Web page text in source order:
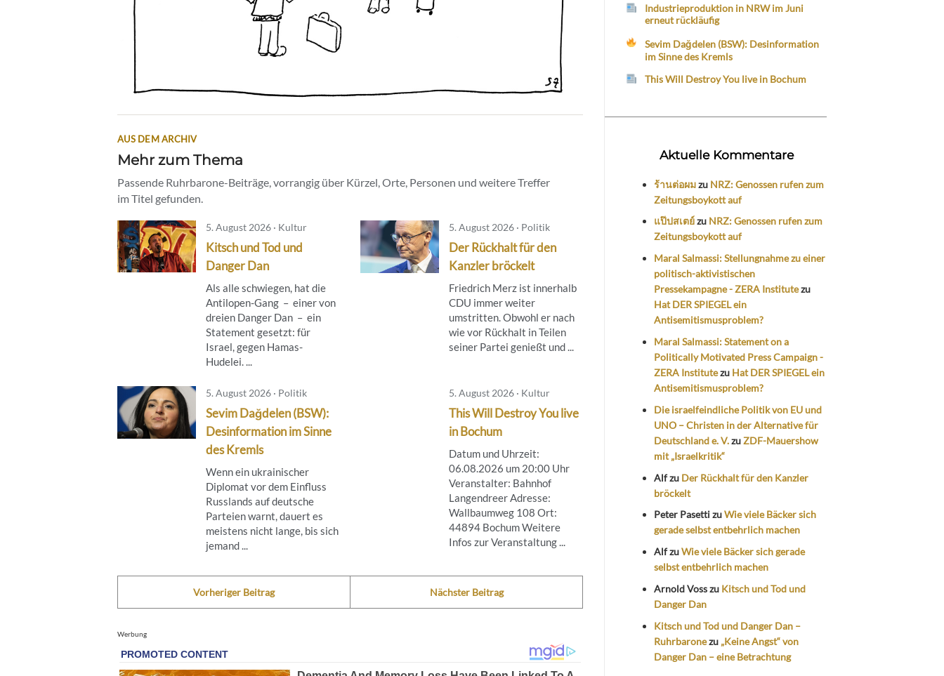
Themen
beobachten.
Einloggen
AUS DEM ARCHIV
Mehr zum Thema
Passende Ruhrbarone-Beiträge, vorrangig über Kürzel, Orte, Personen und weitere Treffer
im Titel gefunden.
5. August 2026 · Kultur
Kitsch und Tod und
Danger Dan
Als alle schwiegen, hat die
Antilopen-Gang – einer von
dreien Danger Dan – ein
Statement gesetzt: für
Israel, gegen Hamas-
Hudelei. ...
5. August 2026 · Politik
Der Rückhalt für den
Kanzler bröckelt
Friedrich Merz ist innerhalb
CDU immer weiter
umstritten. Obwohl er nach
wie vor Rückhalt in Teilen
seiner Partei genießt und ...
5. August 2026 · Politik
Sevim Dağdelen (BSW):
Desinformation im Sinne
des Kremls
Wenn ein ukrainischer
Diplomat vor dem Einfluss
Russlands auf deutsche
Parteien warnt, dauert es
meistens nicht lange, bis sich
jemand ...
5. August 2026 · Kultur
This Will Destroy You live
in Bochum
Datum und Uhrzeit:
06.08.2026 um 20:00 Uhr
Veranstalter: Bahnhof
Langendreer Adresse:
Wallbaumweg 108 Ort:
44894 Bochum Weitere
Infos zur Veranstaltung ...
Vorheriger Beitrag Nächster Beitrag
Werbung
Industrieproduktion in NRW im Juni
erneut rückläufig
Sevim Dağdelen (BSW): Desinformation
im Sinne des Kremls
This Will Destroy You live in Bochum
Aktuelle Kommentare
ร้านต่อผมzu NRZ: Genossen rufen zum
Zeitungsboykott auf
แป๊ปสเตย์zu NRZ: Genossen rufen zum
Zeitungsboykott auf
Maral Salmassi: Stellungnahme zu einer
politisch-aktivistischen
Pressekampagne - ZERA Institutezu
Hat DER SPIEGEL ein
Antisemitismusproblem?
Maral Salmassi: Statement on a
Politically Motivated Press Campaign -
ZERA Institutezu Hat DER SPIEGEL ein
Antisemitismusproblem?
Die israelfeindliche Politik von EU und
UNO – Christen in der Alternative für
Deutschland e. V.zuZDF-Mauershow
mit „Israelkritik“
Alfzu Der Rückhalt für den Kanzler
bröckelt
Peter PasettizuWie viele Bäcker sich
gerade selbst entbehrlich machen
AlfzuWie viele Bäcker sich gerade
selbst entbehrlich machen
Arnold Vosszu Kitsch und Tod und
Danger Dan
Kitsch und Tod und Danger Dan –
Ruhrbaronezu „Keine Angst“ von
Danger Dan – eine Betrachtung